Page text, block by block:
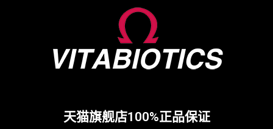
天猫旗舰店100%正品保证